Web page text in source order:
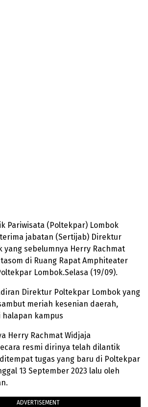
Pariwisata (Poltekpar) Lombok
jabatan (Sertijab) Direktur
yang sebelumnya Herry Rachmat
di Ruang Rapat Amphiteater
Lombok.Selasa (19/09).
Direktur Poltekpar Lombok yang
meriah kesenian daerah,
halapan kampus
Herry Rachmat Widjaja
resmi dirinya telah dilantik
tugas yang baru di Poltekpar
13 September 2023 lalu oleh
ADVERTISEMENT